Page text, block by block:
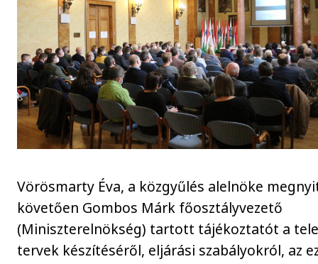
Vörösmarty Éva, a közgyűlés alelnöke
követően Gombos Márk főosztályvezető
(Miniszterelnökség) tartott tájékoztatót a
tervek készítéséről, eljárási szabályokról, az